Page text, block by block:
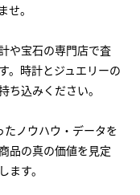
。
や宝石の専門店で査
。時計とジュエリーの
ち込みください。
ノウハウ・データを
品の真の価値を見定
す。